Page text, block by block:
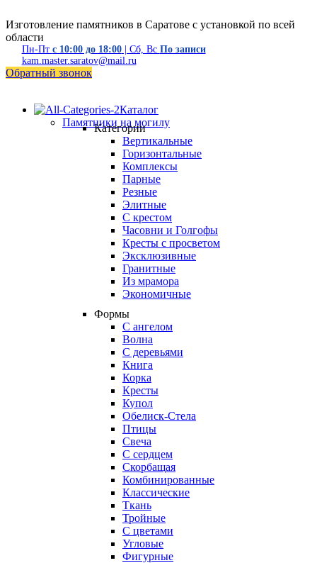
Изготовление памятников в Саратове с установкой по всей
области
Пн-Пт с 10:00 до 18:00| Сб, Вс По записи
kam.master.saratov@mail.ru
Обратный звонок
Каталог
Памятники на могилу
Категории
Вертикальные
Горизонтальные
Комплексы
Парные
Резные
Элитные
С крестом
Часовни и Голгофы
Кресты с просветом
Эксклюзивные
Гранитные
Из мрамора
Экономичные
Формы
С ангелом
Волна
С деревьями
Книга
Корка
Кресты
Купол
Обелиск-Стела
Птицы
Свеча
С сердцем
Скорбащая
Комбинированные
Классические
Ткань
Тройные
С цветами
Угловые
Фигурные